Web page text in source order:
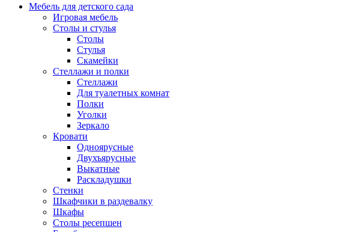
Мебель для детского сада
Игровая мебель
Столы и стулья
Столы
Стулья
Скамейки
Стеллажи и полки
Стеллажи
Для туалетных комнат
Полки
Уголки
Зеркало
Кровати
Одноярусные
Двухъярусные
Выкатные
Раскладушки
Стенки
Шкафчики в раздевалку
Шкафы
Столы ресепшен